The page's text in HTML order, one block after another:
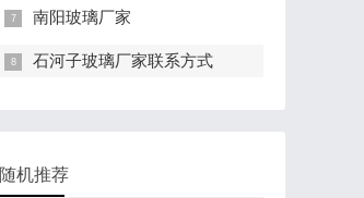
南阳玻璃厂家
石河子玻璃厂家联系方式
随机推荐